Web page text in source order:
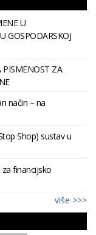
U
GOSPODARSKOJ
PISMENOST ZA
način – na
Shop) sustav u
za financijsko
više >>>